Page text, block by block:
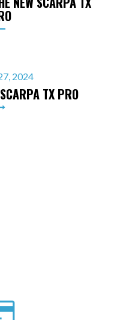
2024
TX PRO